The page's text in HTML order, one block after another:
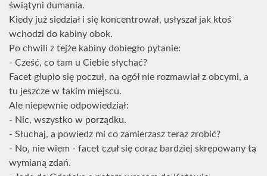
świątyni dumania.
Kiedy już siedział i się koncentrował, usłyszał jak ktoś
wchodzi do kabiny obok.
Po chwili z tejże kabiny dobiegło pytanie:
- Cześć, co tam u Ciebie słychać?
Facet głupio się poczuł, na ogół nie rozmawiał z obcymi, a
tu jeszcze w takim miejscu.
Ale niepewnie odpowiedział:
- Nic, wszystko w porządku.
- Słuchaj, a powiedz mi co zamierzasz teraz zrobić?
- No, nie wiem - facet czuł się coraz bardziej skrępowany tą
wymianą zdań.